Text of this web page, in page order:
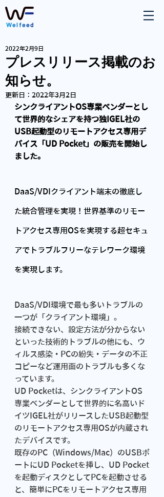
プレスリリース掲載のお
知らせ。
2022年2月9日
更新日： 2022年3月2日
シンクライアントOS専業ベンダーとし
て世界的なシェアを持つ独IGEL社の
USB起動型のリモートアクセス専用デ
バイス「UD Pocket」の販売を開始し
ました。
DaaS/VDIクライアント端末の徹底し
た統合管理を実現！世界基準のリモー
トアクセス専用OSを実現する超セキュ
アでトラブルフリーなテレワーク環境
を実現します。
DaaS/VDI環境で最も多いトラブルの
一つが「クライアント環境」。
接続できない、設定方法が分からない
といった技術的トラブルの他にも、ウ
ィルス感染・PCの紛失・データの不正
コピーなど運用面のトラブルも多くな
っています。
UD Pocketは、シンクライアントOS
専業ベンダーとして世界的に名高いド
イツIGEL社がリリースしたUSB起動型
のリモートアクセス専用OSが内蔵され
たデバイスです。
既存のPC（Windows/Mac）のUSBポ
ートにUD Pocketを挿し、UD Pocket
を起動ディスクとしてPCを起動させる
と、簡単にPCをリモートアクセス専用